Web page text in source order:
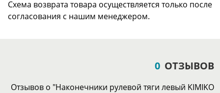
Схема возврата товара осуществляется только после
согласования с нашим менеджером.
0 ОТЗЫВОВ
Отзывов о "Наконечники рулевой тяги левый KIMIKO